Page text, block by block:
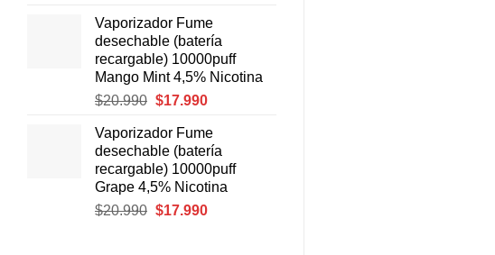
original
era:
$29.990.
actual
es:
$28.990.
Vaporizador Fume
desechable (batería
recargable) 10000puff
Mango Mint 4,5% Nicotina
$20.990 El
original
era:
$20.990.
$17.990El
actual
es:
$17.990.
Vaporizador Fume
desechable (batería
recargable) 10000puff
Grape 4,5% Nicotina
$20.990 El
$17.990El